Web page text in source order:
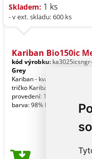
Skladem: 1 ks
- v ext. skladu: 600 ks
Kariban Bio150ic
kód výrobku:
Grey
Kariban - kvalitní značkové
tričko Kariban Jednobarevné
provedení: 100% bavlna.
barva: 98% bavlna